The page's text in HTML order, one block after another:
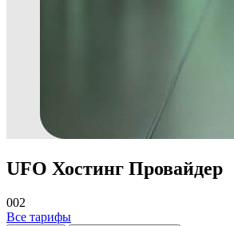
UFO Хостинг Провайдер
002
Все тарифы